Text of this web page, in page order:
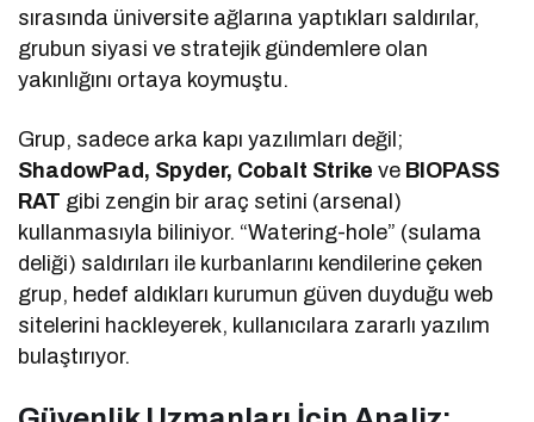
sırasında üniversite ağlarına yaptıkları saldırılar,
grubun siyasi ve stratejik gündemlere olan
yakınlığını ortaya koymuştu.
Grup, sadece arka kapı yazılımları değil;
ShadowPad, Spyder, Cobalt Strike ve BIOPASS
RAT gibi zengin bir araç setini (arsenal)
kullanmasıyla biliniyor. “Watering-hole” (sulama
deliği) saldırıları ile kurbanlarını kendilerine çeken
grup, hedef aldıkları kurumun güven duyduğu web
sitelerini hackleyerek, kullanıcılara zararlı yazılım
bulaştırıyor.